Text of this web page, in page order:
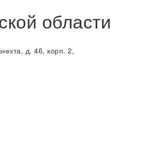
области
д. 46, корп. 2,